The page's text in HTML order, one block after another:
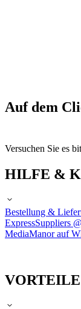
Auf dem
Versuchen Sie es
HILFE &
Bestellung &
ExpressSuppliers
MediaManor auf
VORTEILE